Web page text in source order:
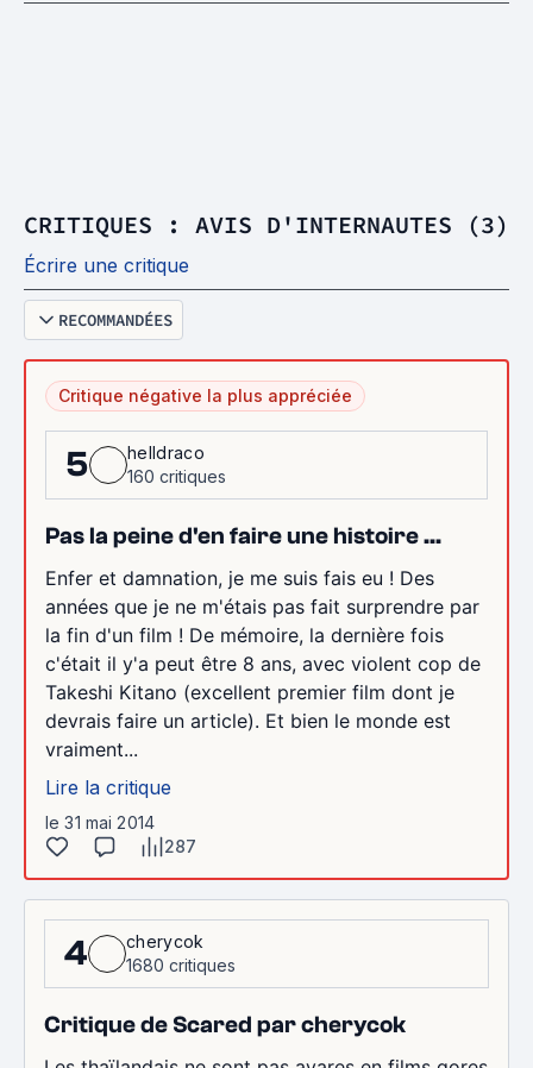
CRITIQUES : AVIS D'INTERNAUTES (3)
Écrire une critique
RECOMMANDÉES
Critique négative la plus appréciée
5
helldraco
160 critiques
Pas la peine d'en faire une histoire ...
Enfer et damnation, je me suis fais eu ! Des
années que je ne m'étais pas fait surprendre par
la fin d'un film ! De mémoire, la dernière fois
c'était il y'a peut être 8 ans, avec violent cop de
Takeshi Kitano (excellent premier film dont je
devrais faire un article). Et bien le monde est
vraiment...
Lire la critique
le 31 mai 2014
287
4
cherycok
1680 critiques
Critique de Scared par cherycok